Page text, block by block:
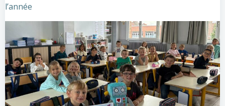
l’année